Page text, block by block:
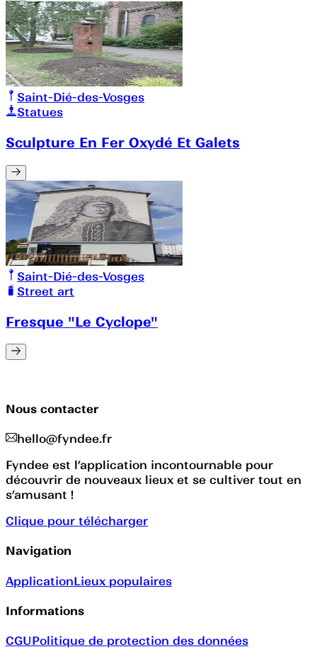
Saint-Dié-des-Vosges
Statues
Sculpture En Fer Oxydé Et Galets
Saint-Dié-des-Vosges
Street art
Fresque "Le Cyclope"
Nous contacter
hello@fyndee.fr
Fyndee est l’application incontournable pour
découvrir de nouveaux lieux et se cultiver tout en
s’amusant !
Clique pour télécharger
Navigation
ApplicationLieux populaires
Informations
CGUPolitique de protection des données